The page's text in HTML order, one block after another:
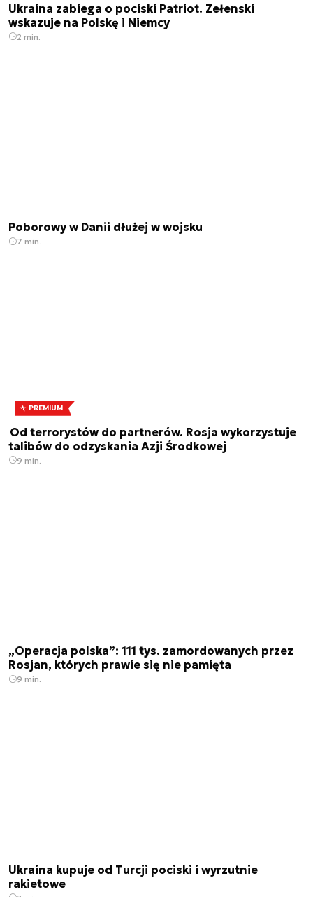
Ukraina zabiega o pociski Patriot. Zełenski
wskazuje na Polskę i Niemcy
2 min.
Poborowy w Danii dłużej w wojsku
7 min.
PREMIUM
Od terrorystów do partnerów. Rosja wykorzystuje
talibów do odzyskania Azji Środkowej
9 min.
„Operacja polska”: 111 tys. zamordowanych przez
Rosjan, których prawie się nie pamięta
9 min.
Ukraina kupuje od Turcji pociski i wyrzutnie
rakietowe